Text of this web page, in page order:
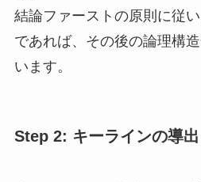
結論ファーストの原則に従
であれば、その後の論理構
います。
Step 2: キーラインの導出